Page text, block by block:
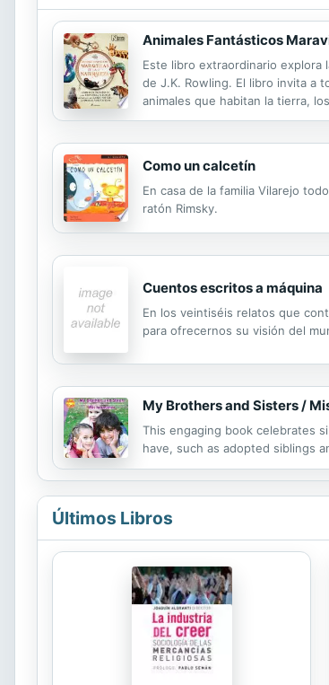
Animales Fantásticos
Este libro extraordinario explora
de J.K. Rowling. El libro invita a
animales que habitan la tierra,
majestuosidad de la naturaleza
Como un calcetín
En casa de la familia Vilarejo
ratón Rimsky.
Cuentos escritos a máquina
En los veintiséis relatos que
para ofrecernos su visión del
My Brothers and Sisters /
This engaging book celebrates
have, such as adopted siblings
Últimos Libros